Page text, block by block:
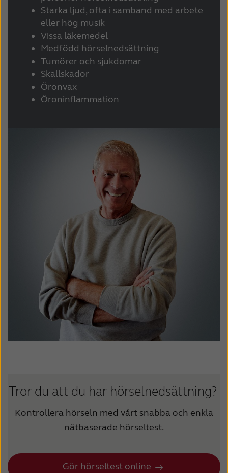
Kazakhstan
Latinoamérica
New Zealand Norge
Schweiz
Suomi
Österreich
Starka ljud, ofta i samband med arbete
eller hög musik
Vissa läkemedel
Medfödd hörselnedsättning
Tumörer och sjukdomar
Skallskador
Öronvax
Öroninflammation
Tror du att du har hörselnedsättning?
Kontrollera hörseln med vårt snabba och enkla
nätbaserade hörseltest.
Gör hörseltest online